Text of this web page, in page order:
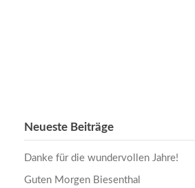
Neueste Beiträge
Danke für die wundervollen Jahre!
Guten Morgen Biesenthal